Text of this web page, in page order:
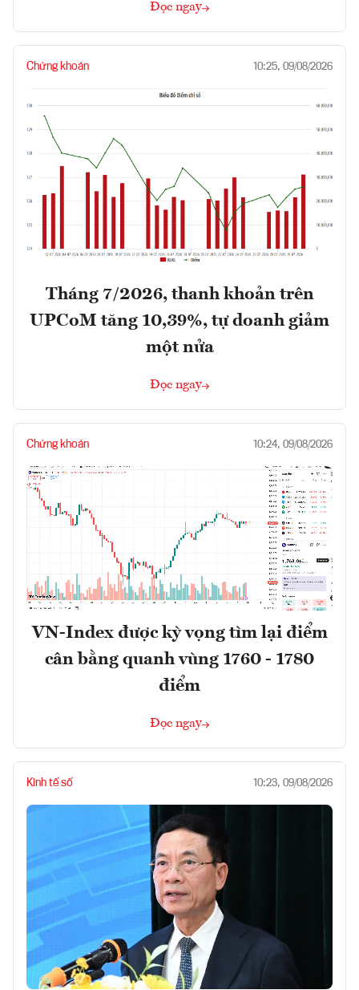
Đọc ngay
Chứng khoán 10:25, 09/08/2026
Tháng 7/2026, thanh khoản trên
UPCoM tăng 10,39%, tự doanh giảm
một nửa
Đọc ngay
Chứng khoán 10:24, 09/08/2026
VN-Index được kỳ vọng tìm lại điểm
cân bằng quanh vùng 1760 - 1780
điểm
Đọc ngay
Kinh tế số 10:23, 09/08/2026